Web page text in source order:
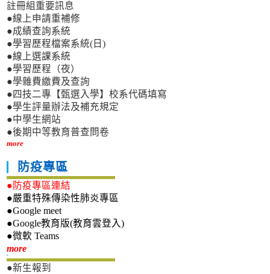
註冊組重要訊息
●線上申請重補修
●成績查詢系統
●學習歷程檔案系統(日)
●線上選課系統
●學習歷程（夜）
●學雜費繳費及查詢
●四技二專【甄選入學】校系代碼填寫
●學生評量辦法及補充規定
●中學生網站
●後期中等教育普查問卷
more
防疫專區
●防疫專區連結
●嚴重特殊傳染性肺炎專區
●Google meet
●Google教育版(教育雲登入)
●微軟 Teams
more新生專區
●新生報到